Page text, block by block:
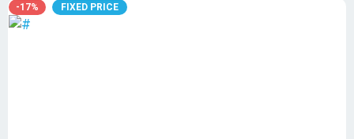
-17% FIXED PRICE